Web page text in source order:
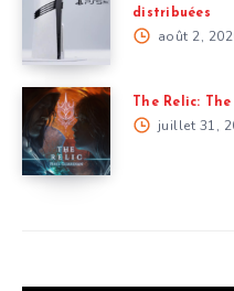
distribuées
août 2,
The Relic:
juillet 31,